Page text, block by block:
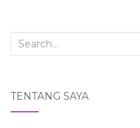
Search
TENTANG SAYA